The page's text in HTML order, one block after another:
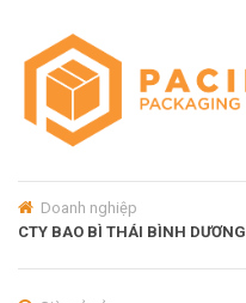
Doanh nghiệp
CTY BAO BÌ THÁI BÌNH DƯƠNG